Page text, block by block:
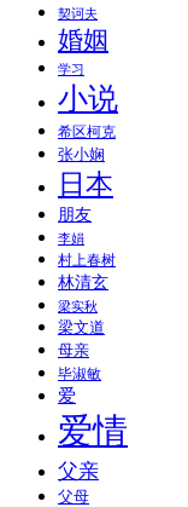
契诃夫
婚姻
学习
小说
希区柯克
张小娴
日本
朋友
李娟
村上春树
林清玄
梁实秋
梁文道
母亲
毕淑敏
爱
爱情
父亲
父母